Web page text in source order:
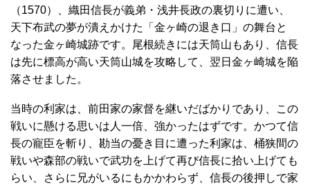
（1570）、織田信長が義弟・浅井長政の裏切りに遭い、
天下布武の夢が潰えかけた「金ヶ崎の退き口」の舞台と
なった金ヶ崎城跡です。尾根続きには天筒山もあり、信長
は先に標高が高い天筒山城を攻略して、翌日金ヶ崎城を陥
落させました。
当時の利家は、前田家の家督を継いだばかりであり、この
戦いに懸ける思いは人一倍、強かったはずです。かつて信
長の寵臣を斬り、勘当の憂き目に遭った利家は、桶狭間の
戦いや森部の戦いで武功を上げて再び信長に拾い上げても
らい、さらに兄がいるにもかかわらず、信長の後押しで家